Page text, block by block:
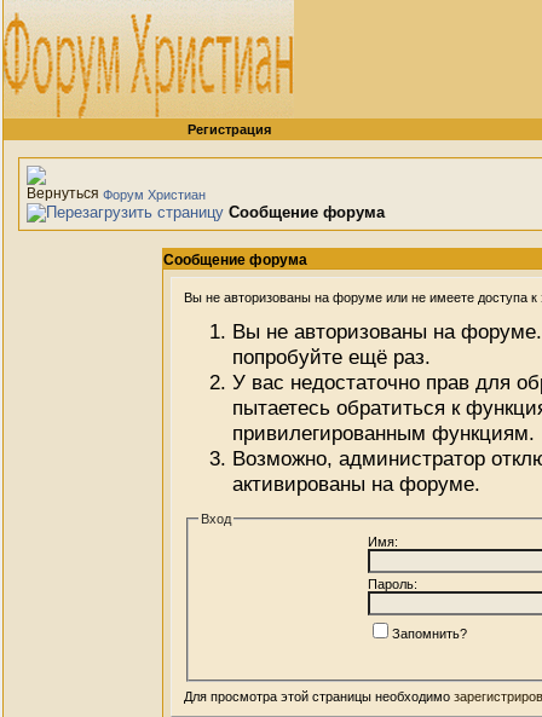
Регистрация
Форум Христиан
Сообщение форума
Сообщение форума
Вы не авторизованы на форуме или не имеете доступа к
Вы не авторизованы на
попробуйте ещё раз.
У вас недостаточно прав для
пытаетесь обратиться к
привилегированным функциям.
Возможно, администратор
активированы на форуме.
Вход
Имя:
Пароль:
Запомнить?
Для просмотра этой страницы необходимо